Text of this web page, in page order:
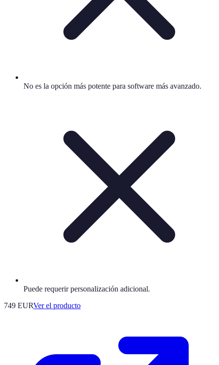
No es la opción más potente para software más avanzado.
Puede requerir personalización adicional.
749 EURVer el producto